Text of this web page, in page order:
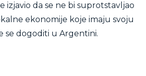
da se ne bi suprotstavljao
ekonomije koje imaju svoju
se dogoditi u Argentini.